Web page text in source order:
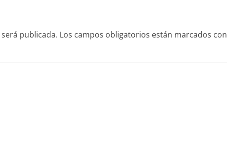
publicada. Los campos obligatorios están marcados con